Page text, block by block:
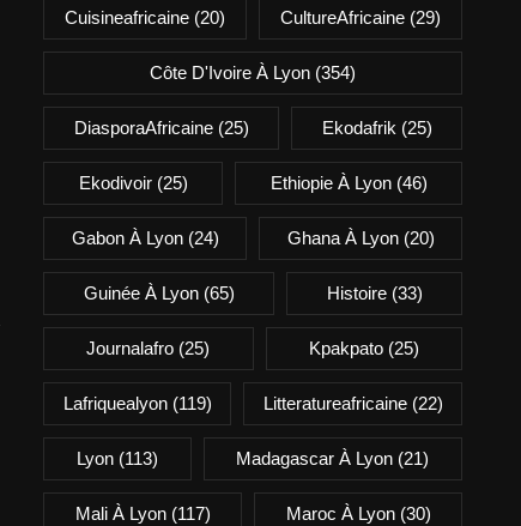
Cuisineafricaine (20) CultureAfricaine (29)
Côte D'Ivoire À Lyon (354)
DiasporaAfricaine(25) Ekodafrik (25)
Ekodivoir(25) Ethiopie À Lyon(46)
Gabon À Lyon(24) Ghana À Lyon(20)
Guinée À Lyon(65) Histoire(33)
Journalafro (25) Kpakpato(25)
Lafriquealyon(119) Litteratureafricaine(22)
Lyon(113) Madagascar À Lyon (21)
Mali À Lyon(117) Maroc À Lyon(30)